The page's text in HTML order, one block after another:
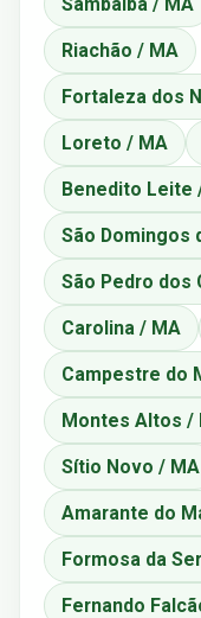
Riachão / MA
Fortaleza dos
Loreto / MA
Benedito Leite
São Domingos
São Pedro dos
Carolina / MA
Campestre do
Montes Altos /
Sítio Novo / MA
Amarante do
Formosa da
Fernando